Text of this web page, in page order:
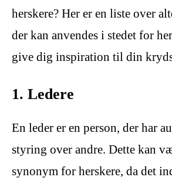
herskere? Her er en liste over
der kan anvendes i stedet for
give dig inspiration til din
1. Ledere
En leder er en person, der har
styring over andre. Dette kan
synonym for herskere, da det